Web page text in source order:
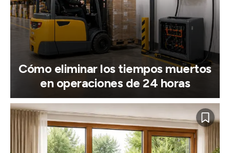
Cómo eliminar los tiempos muertos
en operaciones de 24 horas